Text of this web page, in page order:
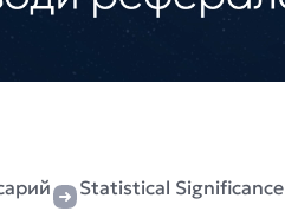
Statistical Significance